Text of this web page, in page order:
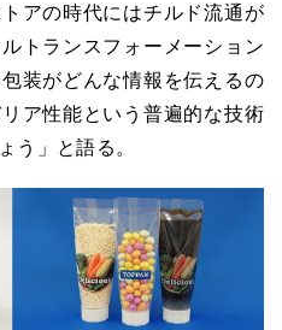
アの時代にはチルド流通が
トランスフォーメーション
装がどんな情報を伝えるの
ア性能という普遍的な技術
う」と語る。